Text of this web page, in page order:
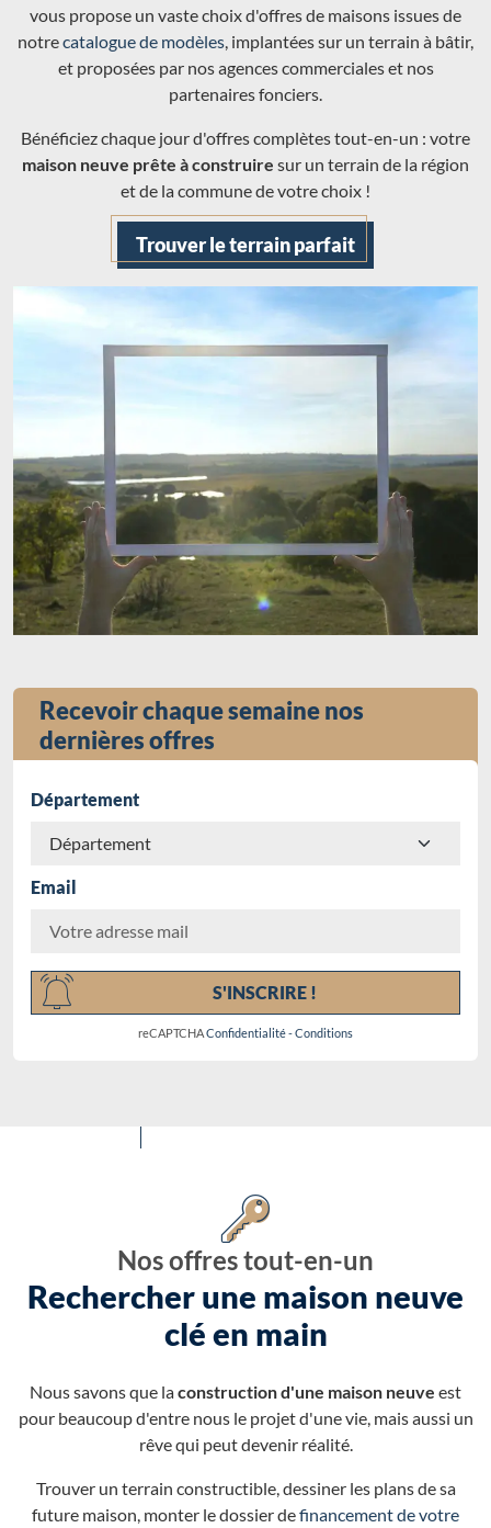
vous propose un vaste choix d'offres de maisons issues de
notrecatalogue de modèles, implantées sur un terrain à bâtir,
et proposées par nos agences commerciales et nos
partenaires fonciers.
Bénéficiez chaque jour d'offres complètes tout-en-un : votre
maison neuve prête à construire sur un terrain de la région
et de la commune de votre choix !
Trouver le terrain parfait
Recevoir chaque semaine nos
dernières offres
Département
Email
S'INSCRIRE !
reCAPTCHAConfidentialité-Conditions
Nos offres tout-en-un
Rechercher une maison neuve
clé en main
Nous savons que laconstruction d'une maison neuve est
pour beaucoup d'entre nous le projet d'une vie, mais aussi un
rêve qui peut devenir réalité.
Trouver un terrain constructible, dessiner les plans de sa
future maison, monter le dossier definancement de votre